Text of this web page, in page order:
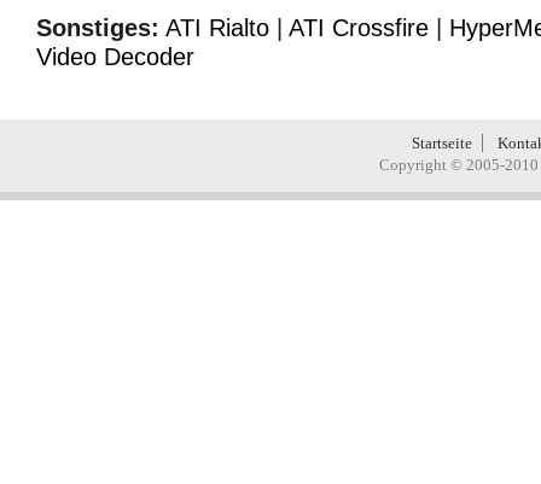
Sonstiges: ATI Rialto | ATI Crossfire |
Video Decoder
Startseite
Copyright © 2005-2010